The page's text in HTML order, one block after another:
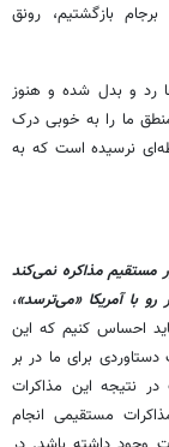
بازگشتیم، رونق
رد و بدل شده و هنوز
ما را به خوبی درک
نرسیده است که به
مستقیم مذاکره نمی‌کند
با آمریکا «می‌ترسد»،
احساس کنیم که این
دستاوردی برای ما در بر
نتیجه این مذاکرات
مستقیمی انجام